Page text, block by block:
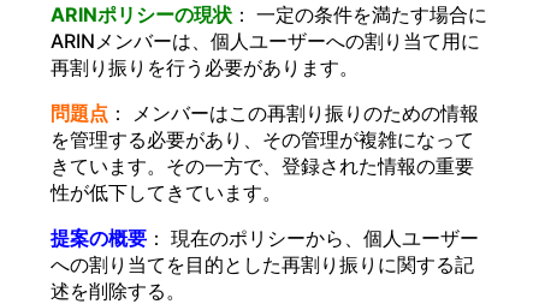
ARINポリシーの現状 ： 一定の条件を満たす場合に
ARINメンバーは、個人ユーザーへの割り当て用に
再割り振りを行う必要があります。
問題点 ： メンバーはこの再割り振りのための情報
を管理する必要があり、その管理が複雑になって
きています。その一方で、登録された情報の重要
性が低下してきています。
提案の概要 ： 現在のポリシーから、個人ユーザー
への割り当てを目的とした再割り振りに関する記
述を削除する。